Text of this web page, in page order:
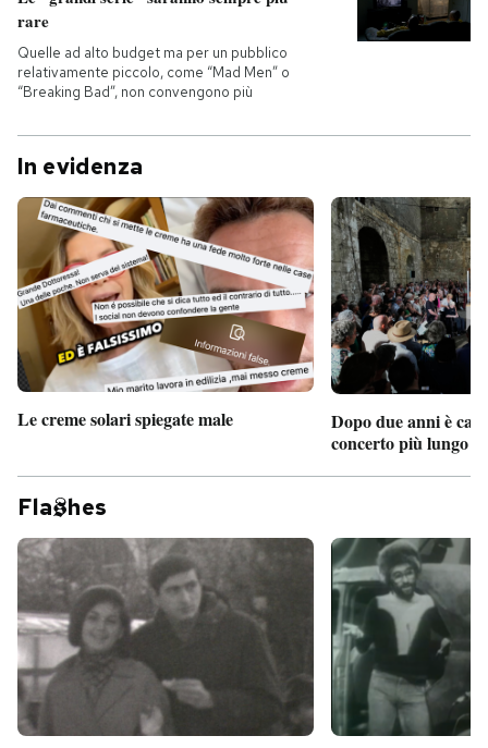
rare
Quelle ad alto budget ma per un pubblico
relativamente piccolo, come “Mad Men” o
“Breaking Bad”, non convengono più
In evidenza
Le creme solari spiegate male
Dopo due anni è
concerto più lungo
Fla hes